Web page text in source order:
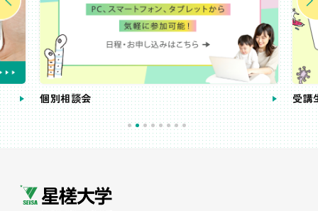
個別相談会 受講